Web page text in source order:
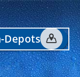
Depots